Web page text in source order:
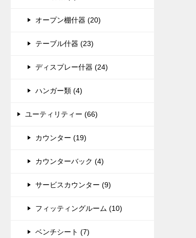
オープン棚什器 (20)
テーブル什器 (23)
ディスプレー什器 (24)
ハンガー類 (4)
ユーティリティー (66)
カウンター (19)
カウンターバック (4)
サービスカウンター (9)
フィッティングルーム (10)
ベンチシート (7)